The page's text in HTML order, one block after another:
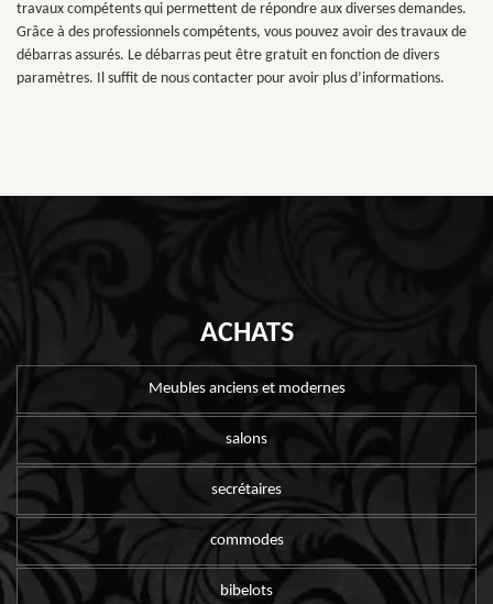
travaux compétents qui permettent de répondre aux diverses demandes.
Grâce à des professionnels compétents, vous pouvez avoir des travaux de
débarras assurés. Le débarras peut être gratuit en fonction de divers
paramètres. Il suffit de nous contacter pour avoir plus d’informations.
ACHATS
Meubles anciens et modernes
salons
secrétaires
commodes
bibelots